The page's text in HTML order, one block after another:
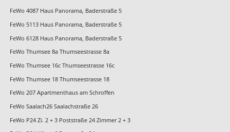
FeWo 4087 Haus Panorama, Baderstraße 5
FeWo 5113 Haus Panorama, Baderstraße 5
FeWo 6128 Haus Panorama, Baderstraße 5
FeWo Thumsee 8a Thumseestrasse 8a
FeWo Thumsee 16c Thumseestrasse 16c
FeWo Thumsee 18 Thumseestrasse 18
FeWo 207 Apartmenthaus am Schroffen
FeWo Saalach26 Saalachstraße 26
FeWo P24 Zi. 2 + 3 Poststraße 24 Zimmer 2 + 3